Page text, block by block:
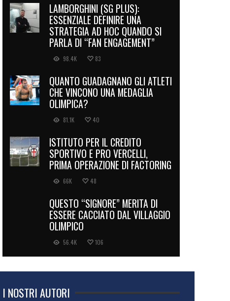
LAMBORGHINI (SG PLUS):
ESSENZIALE DEFINIRE UNA
STRATEGIA AD HOC QUANDO SI
PARLA DI “FAN ENGAGEMENT”
98.4K 83
QUANTO GUADAGNANO GLI ATLETI
CHE VINCONO UNA MEDAGLIA
OLIMPICA?
81.1K 40
ISTITUTO PER IL CREDITO
SPORTIVO E PRO VERCELLI,
PRIMA OPERAZIONE DI FACTORING
66K 48
QUESTO “SIGNORE” MERITA DI
ESSERE CACCIATO DAL VILLAGGIO
OLIMPICO
56.4K 106
I NOSTRI AUTORI